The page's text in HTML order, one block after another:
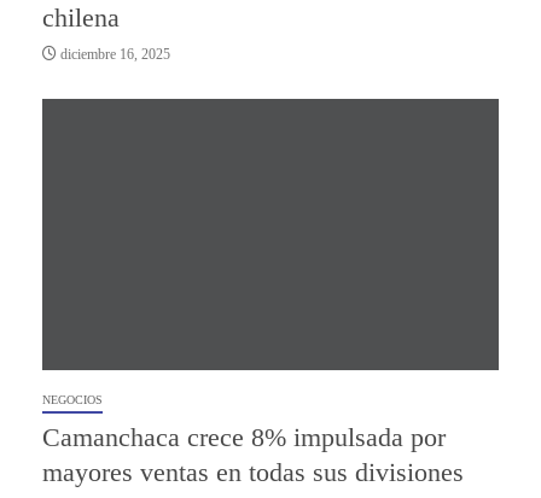
chilena
diciembre 16, 2025
NEGOCIOS
Camanchaca crece 8% impulsada por
mayores ventas en todas sus divisiones